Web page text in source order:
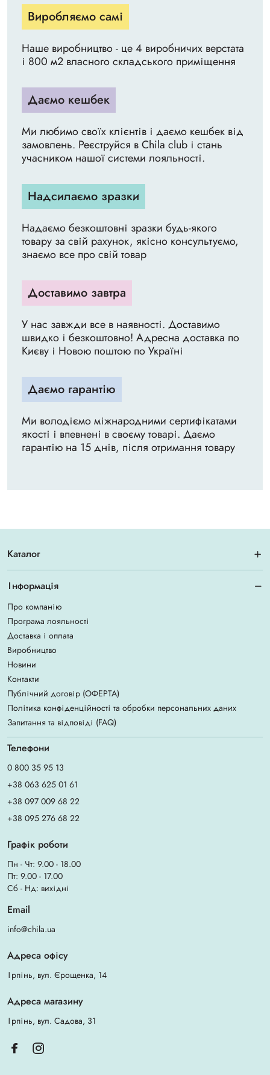
Виробляємо самі
Наше виробництво - це 4 виробничих верстата
і 800 м2 власного складського приміщення
Даємо кешбек
Ми любимо своїх клієнтів і даємо кешбек від
замовлень. Реєструйся в Chila club і стань
учасником нашої системи лояльності.
Надсилаємо зразки
Надаємо безкоштовні зразки будь-якого
товару за свій рахунок, якісно консультуємо,
знаємо все про свій товар
Доставимо завтра
У нас завжди все в наявності. Доставимо
швидко і безкоштовно! Адресна доставка по
Києву і Новою поштою по Україні
Даємо гарантію
Ми володіємо міжнародними сертифікатами
якості і впевнені в своєму товарі. Даємо
гарантію на 15 днів, після отримання товару
Каталог
Інформація
Про компанію
Програма лояльності
Доставка і оплата
Виробництво
Новини
Контакти
Публічний договір (ОФЕРТА)
Політика конфіденційності та обробки персональних даних
Запитання та відповіді (FAQ)
Телефони
0 800 35 95 13
+38 063 625 01 61
+38 097 009 68 22
+38 095 276 68 22
Графік роботи
Пн - Чт: 9.00 - 18.00
Пт: 9.00 - 17.00
Сб - Нд: вихідні
Email
info@chila.ua
Адреса офісу
Ірпінь, вул. Єрощенка, 14
Адреса магазину
Ірпінь, вул. Садова, 31